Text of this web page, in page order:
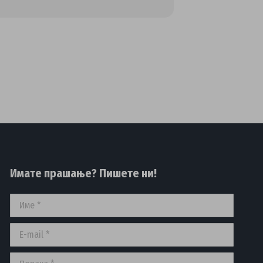
Имате прашање? Пишете ни!
Име *
E-mail *
Порака *